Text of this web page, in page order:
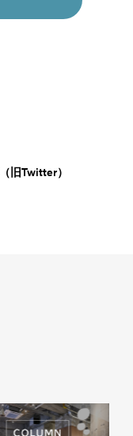
（旧Twitter）